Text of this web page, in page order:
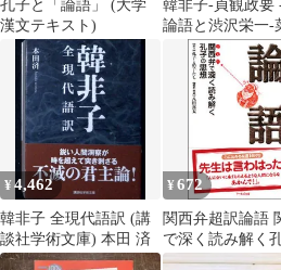
孔子と「論語」 (大学
漢文テキスト)
韓非子-貞観政要
論語と渋沢栄一-
譚 解説書 CDセ
¥4,462
韓非子 全現代語訳 (講
談社学術文庫) 本田 済
¥672
関西弁超訳論語
で深く読み解く孔
思想/ア-ルズ出